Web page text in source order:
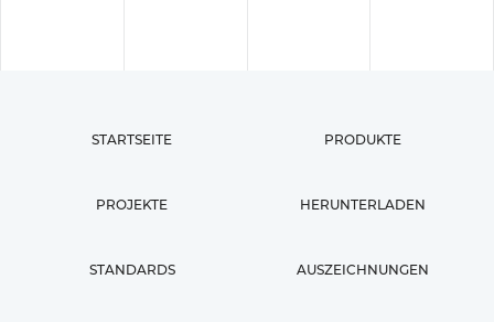
STARTSEITE PRODUKTE
PROJEKTE HERUNTERLADEN
STANDARDS AUSZEICHNUNGEN